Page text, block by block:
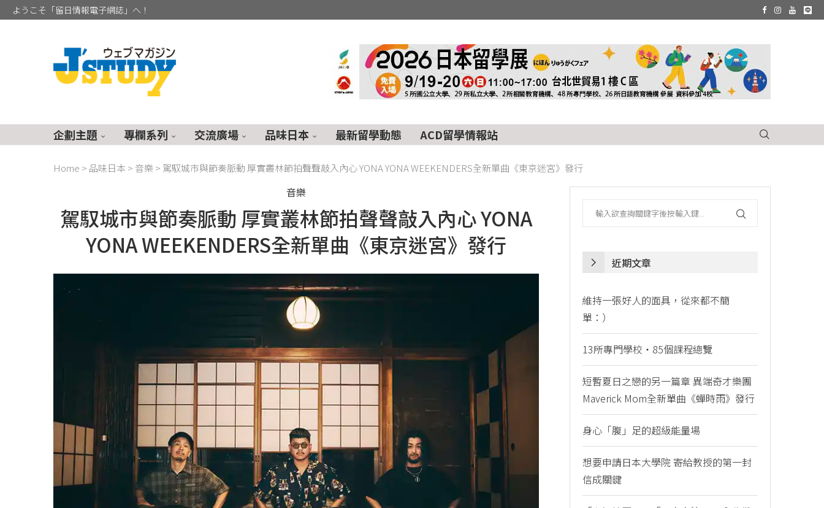
ようこそ「留日情報電子網誌」へ！
企劃主題 專欄系列 交流廣場 品味日本 最新留學動態 ACD留學情報站
Home > 品味日本 > 音樂 > 駕馭城市與節奏脈動 厚實叢林節拍聲聲敲入內心 YONA YONA WEEKENDERS全新單曲《東京迷宮》發行
音樂
駕馭城市與節奏脈動 厚實叢林節拍聲聲敲入內心 YONA
YONA WEEKENDERS全新單曲《東京迷宮》發行
近期文章
維持一張好人的面具，從來都不簡
單：）
13所專門學校・85個課程總覽
短暫夏日之戀的另一篇章 異端奇才樂團
Maverick Mom全新單曲《蟬時雨》發行
身心「腹」足的超級能量場
想要申請日本大學院 寄給教授的第一封
信成關鍵